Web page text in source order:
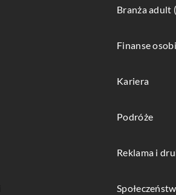
Branża adult
Finanse
Kariera
Podróże
Reklama i